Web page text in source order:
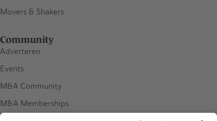
Movers & Shakers
Community
Adverteren
Events
M&A Community
M&A Memberships